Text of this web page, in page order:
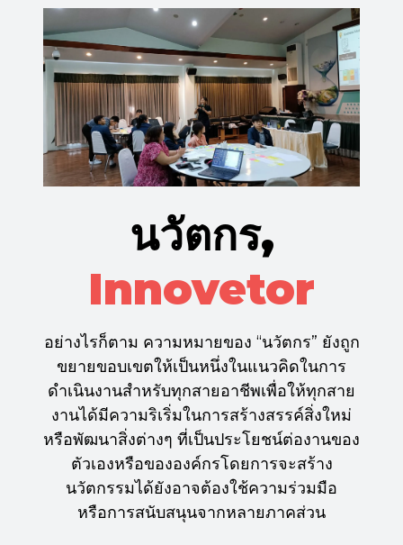
นวัตกร,
Innovetor
อย่างไรก็ตาม ความหมายของ “นวัตกร” ยังถูก
ขยายขอบเขตให้เป็นหนึ่งในแนวคิดในการ
ดำเนินงานสำหรับทุกสายอาชีพเพื่อให้ทุกสาย
งานได้มีความริเริ่มในการสร้างสรรค์สิ่งใหม่
หรือพัฒนาสิ่งต่างๆ ที่เป็นประโยชน์ต่องานของ
ตัวเองหรือขององค์กรโดยการจะสร้าง
นวัตกรรมได้ยังอาจต้องใช้ความร่วมมือ
หรือการสนับสนุนจากหลายภาคส่วน